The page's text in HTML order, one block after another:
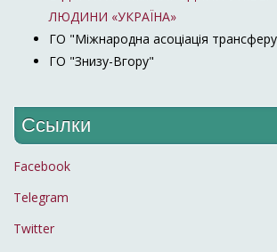
ЛЮДИНИ «УКРАЇНА»
ГО "Міжнародна асоціація
ГО "Знизу-Вгору"
Ссылки
Facebook
Telegram
Twitter